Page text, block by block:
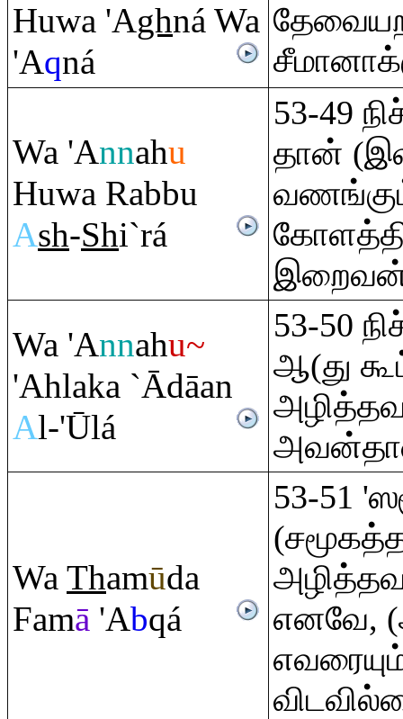
Huwa 'Aghná Wa
'Aqná
Wa 'Annahu
Huwa Rabbu
Ash-Shi`rá
53-49
தான்
Wa 'Annahu~
'Ahlaka `Ādāan
Al-'Ūlá
53-50
ஆ(து
Wa Thamūda
Famā 'Abqá
53-51
எனவே,